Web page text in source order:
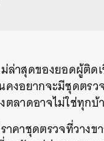
ล่าสุดของยอดผู้ติด
งอยากจะมีชุดตรว
ลาดอาจไม่ใช่ทุกบ้
าคาชุดตรวจที่วาง